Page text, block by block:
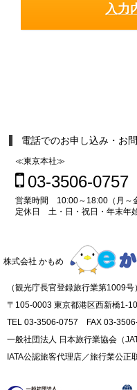
電話でのお申し込み・お
≪東京本社≫
03-3506-0757
営業時間 10:00～18:00（月～
定休日 土・日・祝日・年末年
株式会社 かもめ
（観光庁長官登録旅行業第1009号）
〒105-0003 東京都港区西新橋1-
TEL 03-3506-0757 FAX 03-
一般社団法人 日本旅行業協会（
IATA公認旅客代理店／旅行業公正